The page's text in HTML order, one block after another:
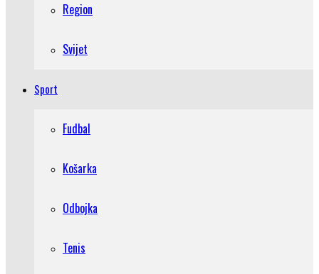
Region
Svijet
Sport
Fudbal
Košarka
Odbojka
Tenis